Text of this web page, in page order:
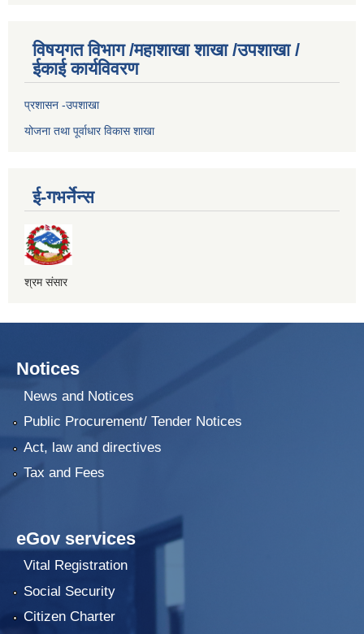
विषयगत विभाग /महाशाखा शाखा /उपशाखा /
ईकाई कार्यविवरण
प्रशासन -उपशाखा
योजना तथा पूर्वाधार विकास शाखा
ई-गभर्नेन्स
श्रम संसार
Notices
News and Notices
Public Procurement/ Tender Notices
Act, law and directives
Tax and Fees
eGov services
Vital Registration
Social Security
Citizen Charter